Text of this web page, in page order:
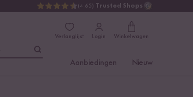
(4.65) Trusted Shops
Verlanglijst Login Winkelwagen
Aanbiedingen Nieuw